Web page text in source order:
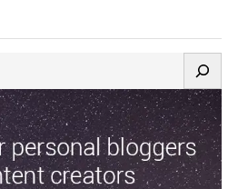
del presidente Daniel Ortega y